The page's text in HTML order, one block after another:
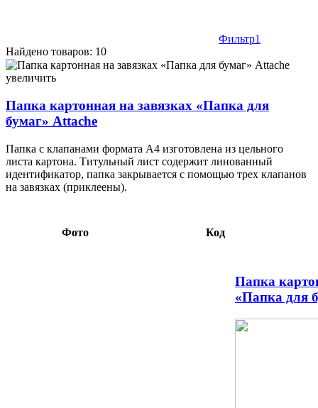
Фильтр1
Найдено товаров: 10
Папка картонная на завязках «Папка для бумаг» Attache А4,
ширина корешка 20 мм, плотность 300 г/м², мелованная,
увеличить
Папка картонная на завязках «Папка для
бумаг» Attache
Папка с клапанами формата А4 изготовлена из цельного
листа картона. Титульный лист содержит линованный
идентификатор, папка закрывается с помощью трех клапанов
на завязках (приклеены).
Фото Код
Папка
«Папка для